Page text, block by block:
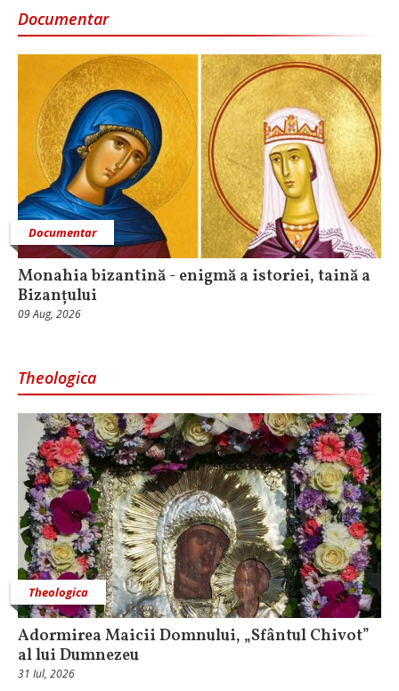
Documentar
Documentar
Monahia bizantină - enigmă a istoriei, taină a
Bizanțului
09 Aug, 2026
Theologica
Theologica
Adormirea Maicii Domnului, „Sfântul Chivot”
al lui Dumnezeu
31 Iul, 2026